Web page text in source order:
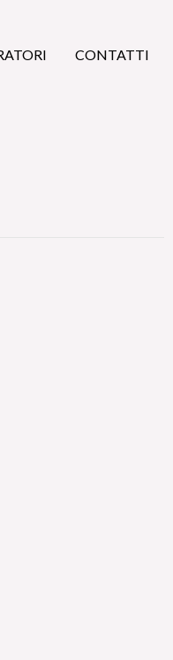
CONTATTI